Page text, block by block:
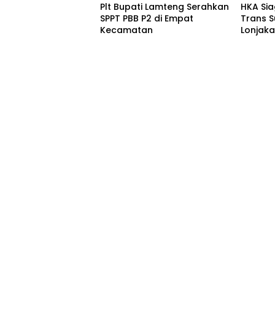
Plt Bupati Lamteng Serahkan
SPPT PBB P2 di Empat
Kecamatan
HKA
Trans